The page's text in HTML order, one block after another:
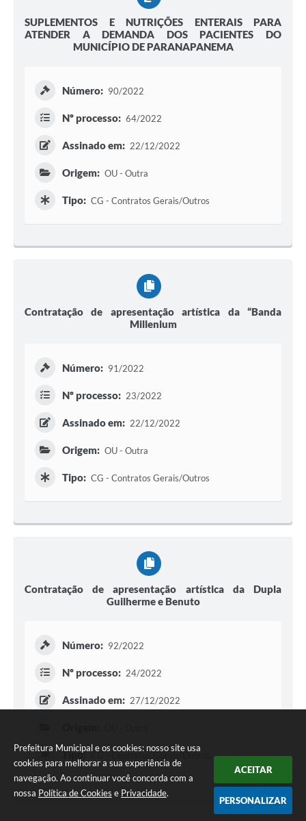
Prefeitura Municipal e os cookies: nosso site usa
cookies para melhorar a sua experiência de
navegação. Ao continuar você concorda com a
nossa Política de Cookies e Privacidade.
ACEITAR
PERSONALIZAR
SUPLEMENTOS E NUTRIÇÕES ENTERAIS PARA
ATENDER A DEMANDA DOS PACIENTES DO
MUNICÍPIO DE PARANAPANEMA
Número: 90/2022
Nº processo: 64/2022
Assinado em: 22/12/2022
Origem: OU - Outra
Tipo: CG - Contratos Gerais/Outros
Contratação de apresentação artística da “Banda
Millenium
Número: 91/2022
Nº processo: 23/2022
Assinado em: 22/12/2022
Origem: OU - Outra
Tipo: CG - Contratos Gerais/Outros
Contratação de apresentação artística da Dupla
Guilherme e Benuto
Número: 92/2022
Nº processo: 24/2022
Assinado em: 27/12/2022
Tipo: